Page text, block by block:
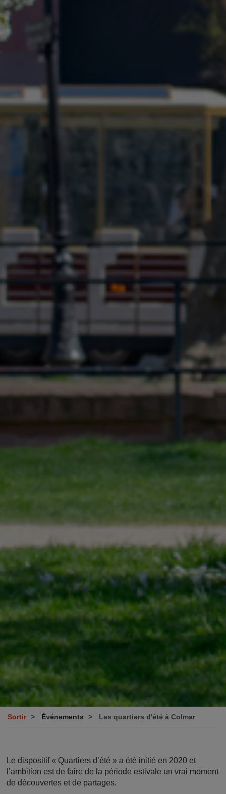
Sortir Événements Les quartiers d'été à Colmar
Le dispositif « Quartiers d’été » a été initié en 2020 et
l’ambition est de faire de la période estivale un vrai moment
de découvertes et de partages.